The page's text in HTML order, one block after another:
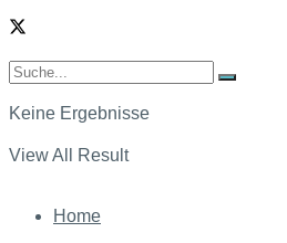
Keine Ergebnisse
View All Result
Home